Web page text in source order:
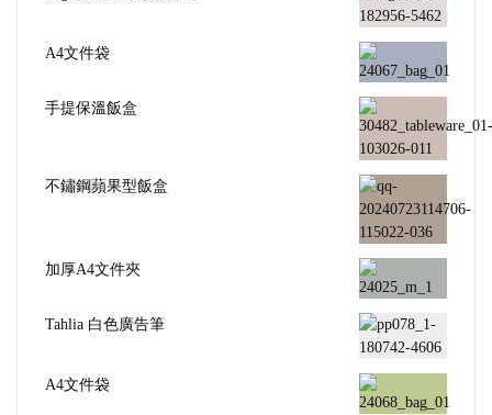
A4文件袋
手提保溫飯盒
不鏽鋼蘋果型飯盒
加厚A4文件夾
Tahlia 白色廣告筆
A4文件袋